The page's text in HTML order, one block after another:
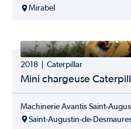
Massey Ferguson
Metal Pless
MEYER
Meyers
Michelin
Ms Gregson
Multitrac
Mirabel
2018 Caterpillar
Mini chargeuse
Machinerie Avantis Saint-
Saint-Augustin-de-